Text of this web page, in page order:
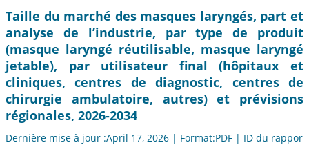
Taille du marché des masques laryngés, part et
analyse de l’industrie, par type de produit
(masque laryngé réutilisable, masque laryngé
jetable), par utilisateur final (hôpitaux et
cliniques, centres de diagnostic, centres de
chirurgie ambulatoire, autres) et prévisions
régionales, 2026-2034
Dernière mise à jour :April 17, 2026 | Format:PDF | ID du